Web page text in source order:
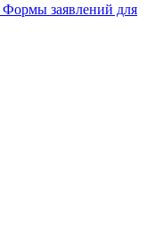
Формы заявлений для